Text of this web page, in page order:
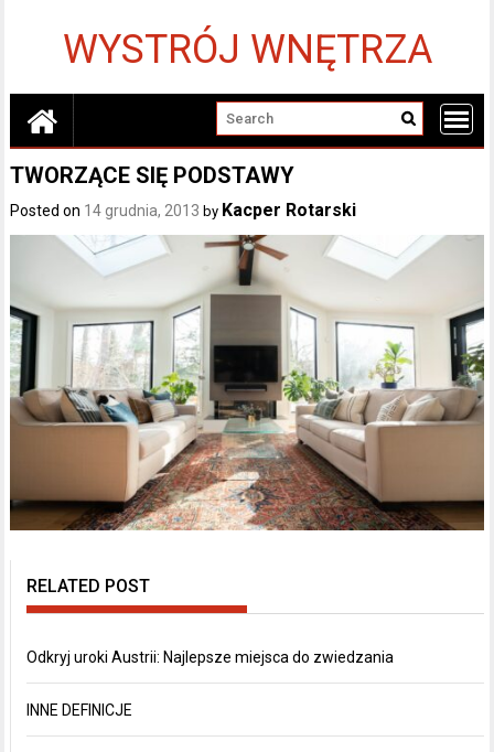
WYSTRÓJ WNĘTRZA
TWORZĄCE SIĘ PODSTAWY
Posted on 14 grudnia, 2013 by Kacper Rotarski
RELATED POST
Odkryj uroki Austrii: Najlepsze miejsca do zwiedzania
INNE DEFINICJE